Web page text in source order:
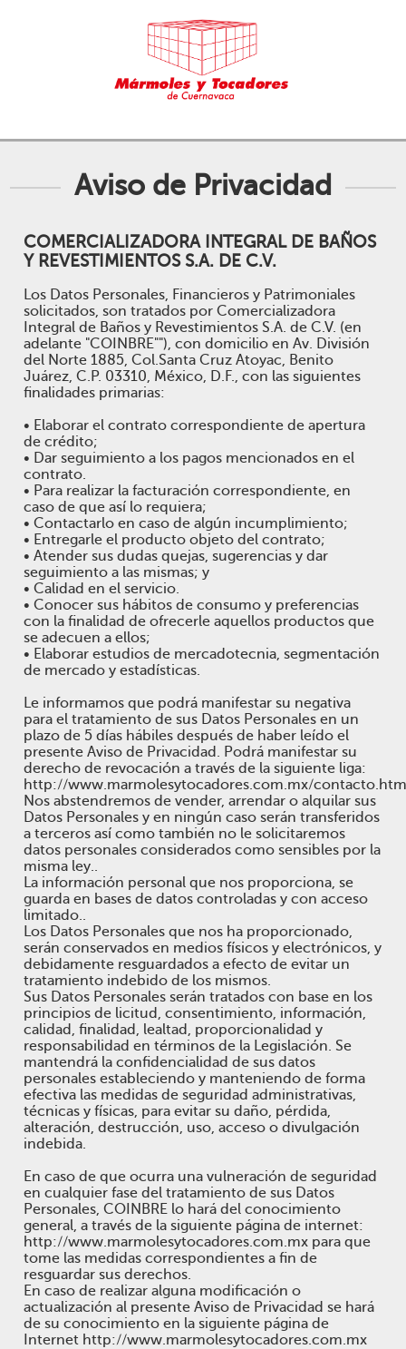
Aviso de Privacidad
COMERCIALIZADORA INTEGRAL DE BAÑOS
Y REVESTIMIENTOS S.A. DE C.V.
Los Datos Personales, Financieros y Patrimoniales
solicitados, son tratados por Comercializadora
Integral de Baños y Revestimientos S.A. de C.V. (en
adelante "COINBRE""), con domicilio en Av. División
del Norte 1885, Col.Santa Cruz Atoyac, Benito
Juárez, C.P. 03310, México, D.F., con las siguientes
finalidades primarias:
• Elaborar el contrato correspondiente de apertura
de crédito;
• Dar seguimiento a los pagos mencionados en el
contrato.
• Para realizar la facturación correspondiente, en
caso de que así lo requiera;
• Contactarlo en caso de algún incumplimiento;
• Entregarle el producto objeto del contrato;
• Atender sus dudas quejas, sugerencias y dar
seguimiento a las mismas; y
• Calidad en el servicio.
• Conocer sus hábitos de consumo y preferencias
con la finalidad de ofrecerle aquellos productos que
se adecuen a ellos;
• Elaborar estudios de mercadotecnia, segmentación
de mercado y estadísticas.
Le informamos que podrá manifestar su negativa
para el tratamiento de sus Datos Personales en un
plazo de 5 días hábiles después de haber leído el
presente Aviso de Privacidad. Podrá manifestar su
derecho de revocación a través de la siguiente liga:
http://www.marmolesytocadores.com.mx/
Nos abstendremos de vender, arrendar o alquilar sus
Datos Personales y en ningún caso serán transferidos
a terceros así como también no le solicitaremos
datos personales considerados como sensibles por la
misma ley..
La información personal que nos proporciona, se
guarda en bases de datos controladas y con acceso
limitado..
Los Datos Personales que nos ha proporcionado,
serán conservados en medios físicos y electrónicos, y
debidamente resguardados a efecto de evitar un
tratamiento indebido de los mismos.
Sus Datos Personales serán tratados con base en los
principios de licitud, consentimiento, información,
calidad, finalidad, lealtad, proporcionalidad y
responsabilidad en términos de la Legislación. Se
mantendrá la confidencialidad de sus datos
personales estableciendo y manteniendo de forma
efectiva las medidas de seguridad administrativas,
técnicas y físicas, para evitar su daño, pérdida,
alteración, destrucción, uso, acceso o divulgación
indebida.
En caso de que ocurra una vulneración de seguridad
en cualquier fase del tratamiento de sus Datos
Personales, COINBRE lo hará del conocimiento
general, a través de la siguiente página de internet:
http://www.marmolesytocadores.com.mx para que
tome las medidas correspondientes a fin de
resguardar sus derechos.
En caso de realizar alguna modificación o
actualización al presente Aviso de Privacidad se hará
de su conocimiento en la siguiente página de
Internet http://www.marmolesytocadores.com.mx